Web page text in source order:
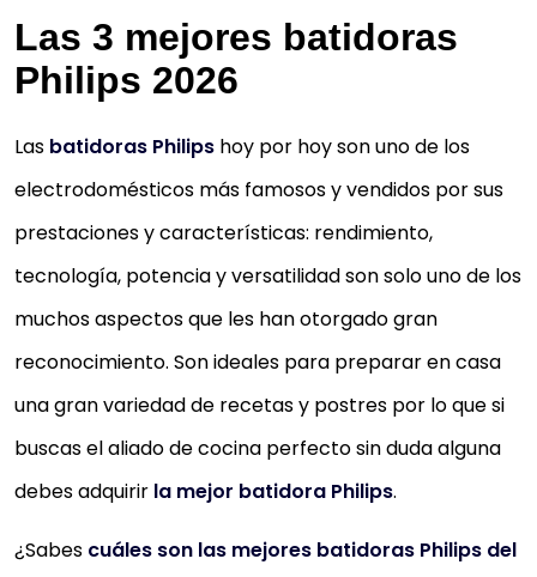
Las 3 mejores batidoras
Philips 2026
Las batidoras Philips hoy por hoy son uno de los
electrodomésticos más famosos y vendidos por sus
prestaciones y características: rendimiento,
tecnología, potencia y versatilidad son solo uno de los
muchos aspectos que les han otorgado gran
reconocimiento. Son ideales para preparar en casa
una gran variedad de recetas y postres por lo que si
buscas el aliado de cocina perfecto sin duda alguna
debes adquirir la mejor batidora Philips.
¿Sabes cuáles son las mejores batidoras Philips del